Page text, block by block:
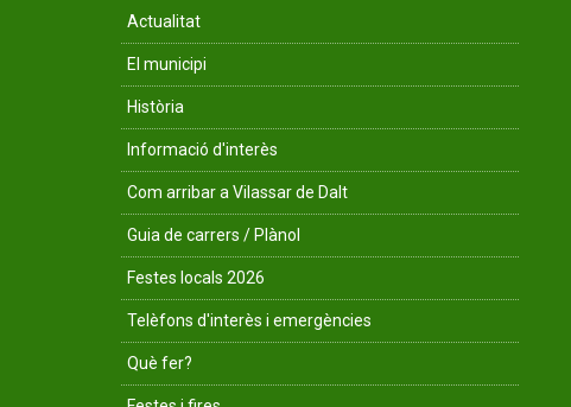
Actualitat
El municipi
Història
Informació d'interès
Com arribar a Vilassar de Dalt
Guia de carrers / Plànol
Festes locals 2026
Telèfons d'interès i emergències
Què fer?